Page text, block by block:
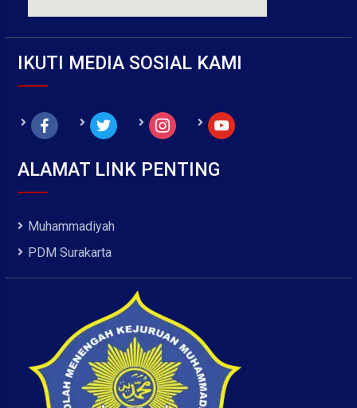
IKUTI MEDIA SOSIAL KAMI
facebook twitter instagram youtube
ALAMAT LINK PENTING
Muhammadiyah
PDM Surakarta